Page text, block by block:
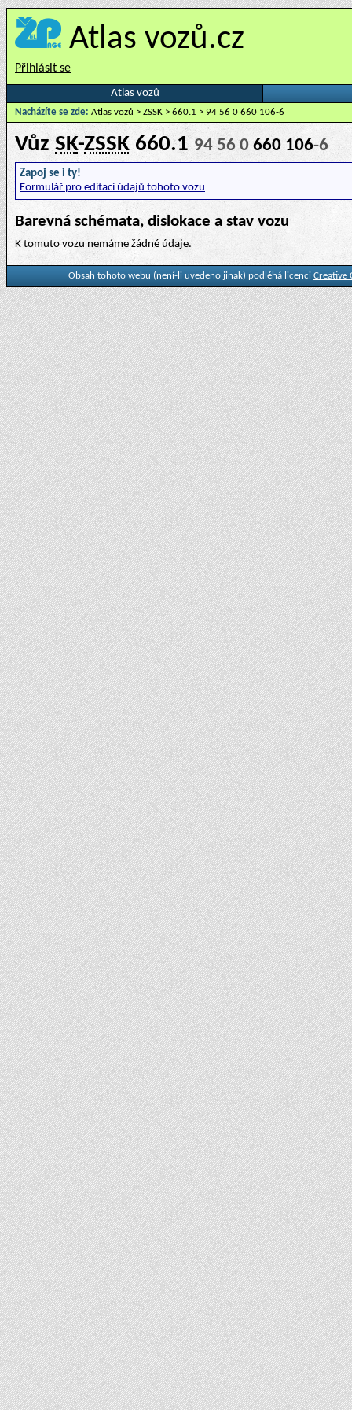
Atlas vozů.cz
Přihlásit se
Atlas vozů
Nacházíte se zde: Atlas vozů > ZSSK > 660.1 > 94 56 0 660 106-6
VůzSK-ZSSK 660.1 94 56 0 660 106-6
Zapoj se i ty!
Formulář pro editaci údajů tohoto vozu
Barevná schémata, dislokace a stav vozu
K tomuto vozu nemáme žádné údaje.
Obsah tohoto webu (není-li uvedeno jinak) podléhá licenci Creative